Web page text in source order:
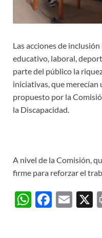
Las acciones de
educativo, laboral,
parte del público la
iniciativas, que merecían
propuesto por la
la Discapacidad.
A nivel de la Comisión,
firme para reforzar el
W F
E